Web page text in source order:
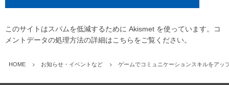
このサイトはスパムを低減するために Akismet を使っています。
コ
メントデータの処理方法の詳細はこちらをご覧ください。
HOME お知らせ・イベントなど ゲームでコミュニケーションスキルをアッ